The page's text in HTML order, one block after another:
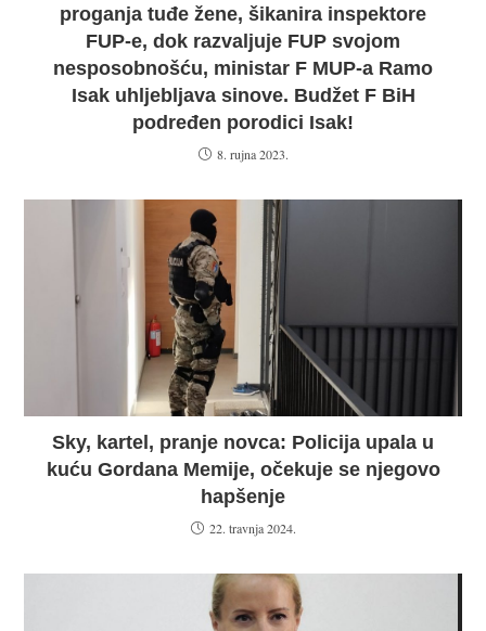
proganja tuđe žene, šikanira inspektore
FUP-e, dok razvaljuje FUP svojom
nesposobnošću, ministar F MUP-a Ramo
Isak uhljebljava sinove. Budžet F BiH
podređen porodici Isak!
8. rujna 2023.
Sky, kartel, pranje novca: Policija upala u
kuću Gordana Memije, očekuje se njegovo
hapšenje
22. travnja 2024.